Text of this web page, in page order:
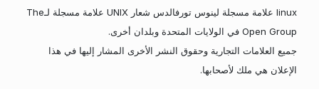
linux علامة مسجلة لينوس تورفالدس شعار UNIX علامة مسجلة لـThe
Open Group في الولايات المتحدة وبلدان أخرى.
جميع العلامات التجارية وحقوق النشر الأخرى المشار إليها في هذا
الإعلان هي ملك لأصحابها.